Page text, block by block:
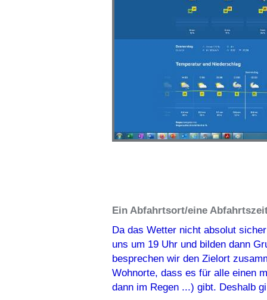
Ein Abfahrtsort/eine
Da das Wetter nicht absolut
uns um 19 Uhr und bilden dann
besprechen wir den Zielort
Wohnorte, dass es für alle einen
dann im Regen ...) gibt. Deshalb